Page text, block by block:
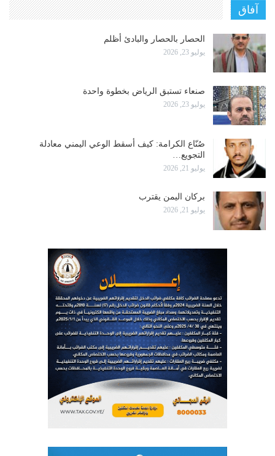
آفاق
الحصار بالحصار والبادئ أظلم
يوليو 23, 2026
صنعاء تستبق الرياض بخطوة واحدة
يوليو 23, 2026
صُنّاع الكرامة: كيف أسقط الوعي اليمني معادلة
التجويع…
يوليو 21, 2026
بركان اليمن يقترب
يوليو 21, 2026